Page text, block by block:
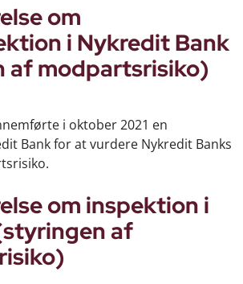
om
i Nykredit Bank
af modpartsrisiko)
i oktober 2021 en
Bank for at vurdere Nykredit Banks
om inspektion i
af